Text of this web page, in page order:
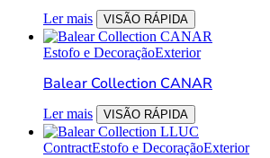
Ler mais VISÃO RÁPIDA
Estofo e DecoraçãoExterior
Balear Collection CANAR
Ler mais VISÃO RÁPIDA
ContractEstofo e DecoraçãoExterior